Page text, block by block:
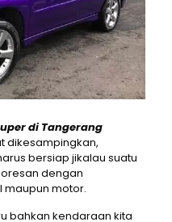
di Tangerang
dikesampingkan,
bersiap jikalau suatu
dengan
maupun motor.
bahkan kendaraan kita